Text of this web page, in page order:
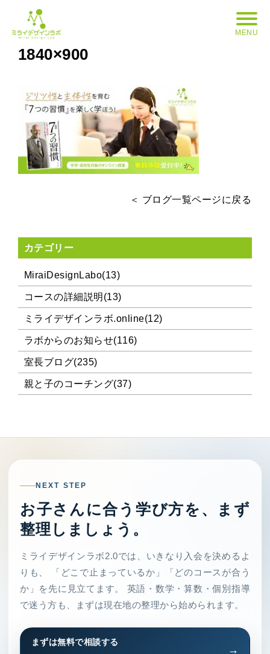
MENU
1840×900
＜ ブログ一覧ページに戻る
カテゴリー
MiraiDesignLabo(13)
コースの詳細説明(13)
ミライデザインラボ.online(12)
ラボからのお知らせ(116)
室長ブログ(235)
親と子のコーチング(37)
NEXT STEP
お子さんに合う学び方を、まず
整理しましょう。
ミライデザインラボ2.0では、いきなり入会を決めるよ
りも、 「どこで止まっているか」「どのコースが合う
か」を先に見立てます。 英語・数学・算数・個別指導
で迷う方も、まずは現在地の整理から始められます。
まずは無料で相談する